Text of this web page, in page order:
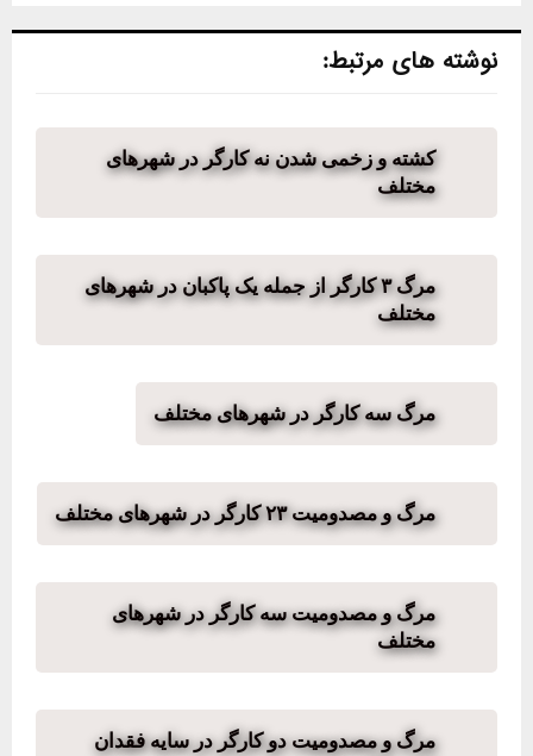
نوشته های مرتبط:
کشته و زخمی شدن نه کارگر در شهرهای
مختلف
مرگ ۳ کارگر از جمله یک پاکبان در شهرهای
مختلف
مرگ سه کارگر در شهرهای مختلف
مرگ و مصدومیت ۲۳ کارگر در شهرهای مختلف
مرگ و مصدومیت سه کارگر در شهرهای
مختلف
مرگ و مصدومیت دو کارگر در سایه فقدان